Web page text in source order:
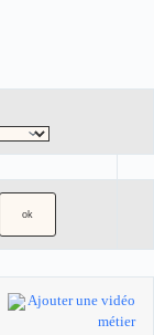
Ajouter une vidéo
métier